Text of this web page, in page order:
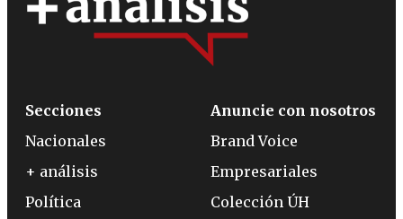
Secciones
Nacionales
+ análisis
Política
Anuncie con nosotros
Brand Voice
Empresariales
Colección ÚH